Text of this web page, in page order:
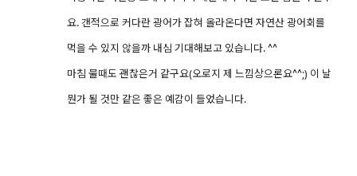
요. 갠적으로 커다란 광어가 잡혀 올라온다면 자연산 광어회를
먹을 수 있지 않을까 내심 기대해보고 있습니다. ^^
마침 물때도 괜찮은거 같구요(오로지 제 느낌상으론요^^;) 이 날
뭔가 될 것만 같은 좋은 예감이 들었습니다.